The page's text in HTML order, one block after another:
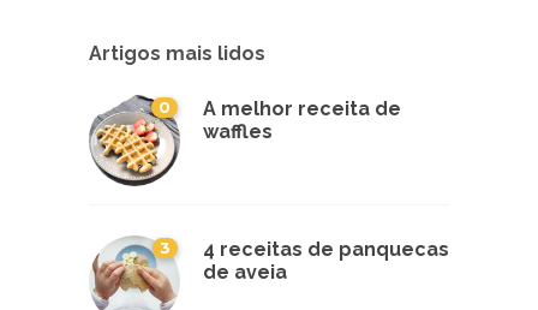
Artigos mais lidos
0
A melhor receita de
waffles
3
4 receitas de panquecas
de aveia